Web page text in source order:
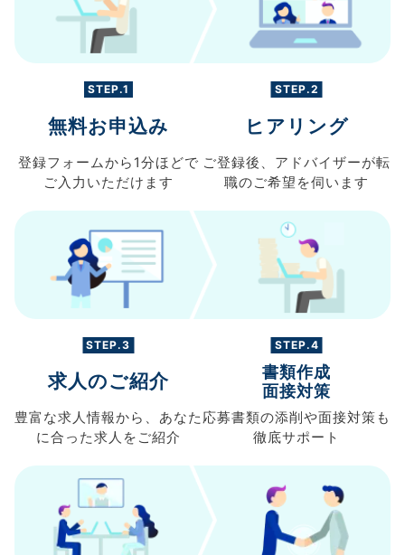
STEP.1
無料お申込み
登録フォームから 1分ほどで
ご入力 いただけます
STEP.2
ヒアリング
ご登録後、 アドバイザーが転
職のご希望を伺います
STEP.3
求人のご紹介
豊富な求人情報から、 あなた
に合った求人を ご紹介
STEP.4
書類作成
面接対策
応募書類の添削や面接対策も
徹底サポート